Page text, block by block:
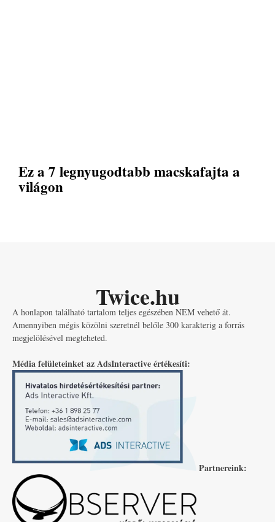
Ez a 7 legnyugodtabb macskafajta a
világon
Twice.hu
A honlapon található tartalom teljes egészében NEM vehető át.
Amennyiben mégis közölni szeretnél belőle 300 karakterig a forrás
megjelölésével megteheted.
Média felületeinket az AdsInteractive értékesíti:
Partnereink: